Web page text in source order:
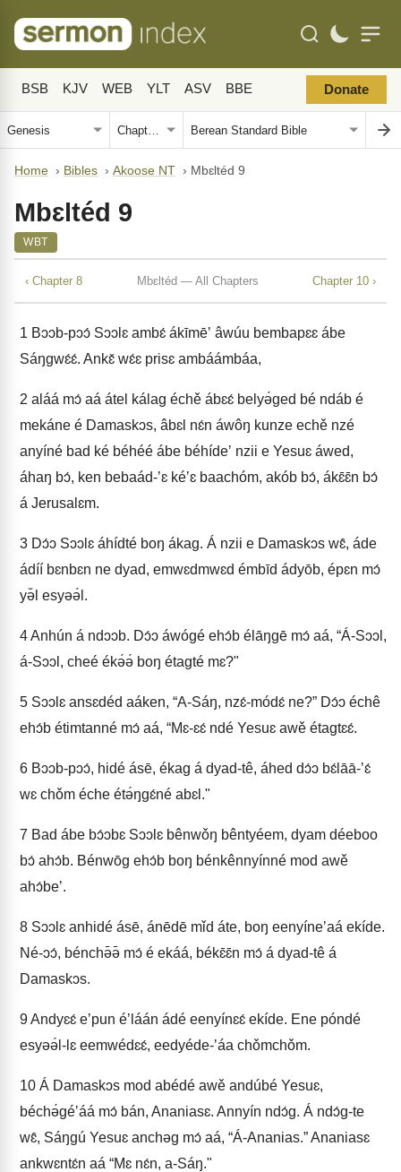
BSB KJV WEB YLT ASV BBE Donate
Home › Bibles › Akoose NT › Mbɛltéd 9
Mbɛltéd 9
WBT
‹ Chapter 8 Mbɛltéd — All Chapters Chapter 10 ›
1 Bɔɔb-pɔɔ́ Sɔɔlɛ ambɛ́ ákīmēʼ âwúu bembapɛɛ ábe
Sáŋgwɛ́ɛ́. Ankɛ̌ wɛ́ɛ prisɛ ambáámbáa,
2 aláá mɔ́ aá átel kálag échě ábɛɛ́ belyə́ged bé ndáb é
mekáne é Damaskɔs, âbɛl nɛ́n áwôŋ kunze echě nzé
anyíné bad ké béhéé ábe béhídeʼ nzii e Yesuɛ áwed,
áhaŋ bɔ́, ken bebaád-ʼɛ kéʼɛ baachóm, akób bɔ́, ákɛ̄ɛ̄n bɔ́
á Jerusalɛm.
3 Dɔ́ɔ Sɔɔlɛ áhídté boŋ ákag. Á nzii e Damaskɔs wɛ̂, áde
ádíí bɛnbɛn ne dyad, emwɛdmwɛd émbīd ádyōb, épɛn mɔ́
yə̌l esyəə́l.
4Anhún á ndɔɔb. Dɔ́ɔ áwógé ehɔ́b élāŋgē mɔ́ aá, “Á-Sɔɔl,
á-Sɔɔl, cheé ékə́ə́ boŋ étagté mɛ?"
5 Sɔɔlɛ ansɛdéd aáken, “A-Sáŋ, nzɛ́-módɛ́ ne?” Dɔ́ɔ échê
ehɔ́b étimtanné mɔ́ aá, “Mɛ-ɛɛ́ ndé Yesuɛ awě étagtɛɛ́.
6 Bɔɔb-pɔɔ́, hidé ásē, ékag á dyad-tê, áhed dɔ́ɔ bɛ́lāā-ʼɛ́
wɛ chǒm éche étə́ŋgɛ́né abɛl."
7 Bad ábe bɔ́ɔbɛ Sɔɔlɛ bênwǒŋ bêntyéem, dyam déeboo
bɔ́ ahɔ́b. Bénwōg ehɔ́b boŋ bénkênnyínné mod awě
ahɔ́beʼ.
8 Sɔɔlɛ anhidé ásē, ánēdē mǐd áte, boŋ eenyíneʼaá ekíde.
Né-ɔɔ́, bénchə̄ə̄ mɔ́ é ekáá, békɛ̄ɛ̄n mɔ́ á dyad-tê á
Damaskɔs.
9Andyɛɛ́ eʼpun éʼláán ádé eenyínɛɛ́ ekíde. Ene póndé
esyəə́l-lɛ eemwédɛɛ́, eedyéde-ʼáa chǒmchǒm.
10 Á Damaskɔs mod abédé awě andúbé Yesuɛ,
béchə́géʼáá mɔ́ bán, Ananiasɛ. Annyín ndɔ́g. Á ndɔ́g-te
wɛ̂, Sáŋgú Yesuɛ anchəg mɔ́ aá, “Á-Ananias.” Ananiasɛ
ankwɛntɛ́n aá “Mɛ nɛ́n, a-Sáŋ."